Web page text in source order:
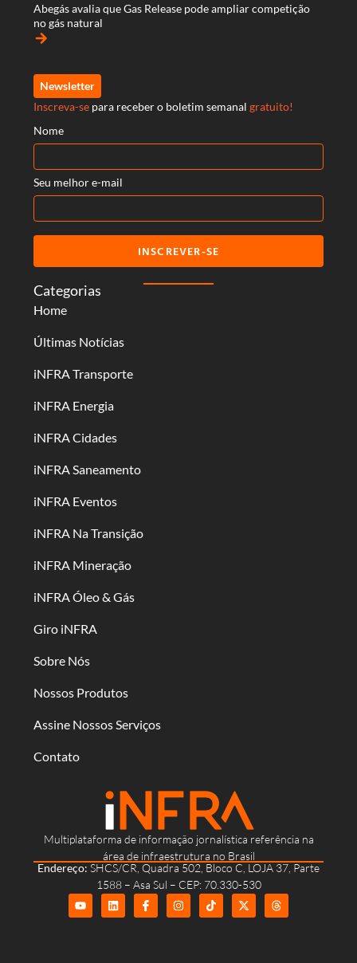
Multiplataforma de informação jornalística referência na
área de infraestrutura no Brasil
Endereço: SHCS/CR, Quadra 502, Bloco C, LOJA 37, Parte
1588 – Asa Sul – CEP: 70.330-530
Categorias
Home
Últimas Notícias
iNFRA Transporte
iNFRA Energia
iNFRA Cidades
iNFRA Saneamento
iNFRA Eventos
iNFRA Na Transição
iNFRA Mineração
iNFRA Óleo & Gás
Giro iNFRA
Sobre Nós
Nossos Produtos
Assine Nossos Serviços
Contato
Abegás avalia que Gas Release pode ampliar competição
no gás natural
arrow_forward
Newsletter
Inscreva-se para receber o boletim semanal gratuito!
Nome
Seu melhor e-mail
INSCREVER-SE